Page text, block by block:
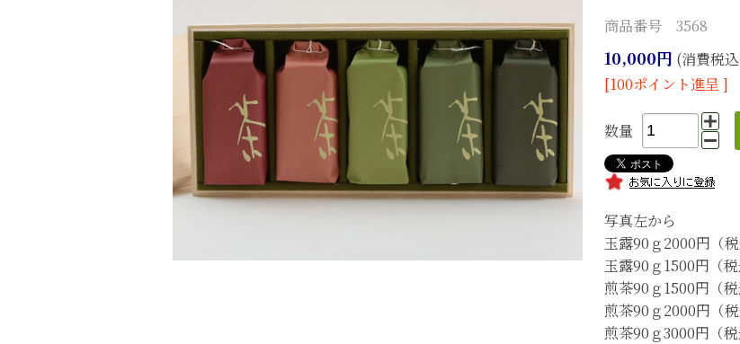
商品番号 3568
10,000円 (消費税
[100ポイント進呈 ]
数量
写真左から
玉露90ｇ2000円（税
玉露90ｇ1500円（税
煎茶90ｇ1500円（税
煎茶90ｇ2000円（税
煎茶90ｇ3000円（税